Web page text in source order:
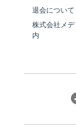
退会について
株式会社メ
内